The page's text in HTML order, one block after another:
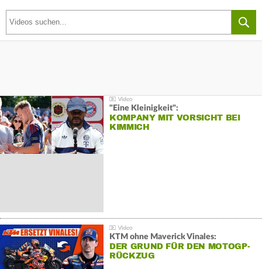
"Eine Kleinigkeit":
KOMPANY MIT VORSICHT BEI
KIMMICH
KTM ohne Maverick Vinales:
DER GRUND FÜR DEN MOTOGP-
RÜCKZUG